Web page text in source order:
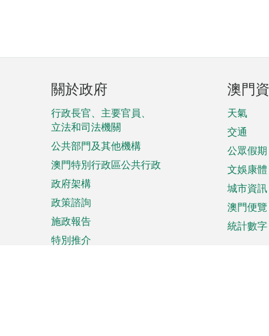
頁
腳
菜
單
關於政府
行政長官、主要官員、
立法和司法機關
公共部門及其他機構
澳門特別行政區公共行政
政府架構
政策諮詢
施政報告
特別推介
澳門
天氣
交通
公眾假期
文娛康體
城市資訊
澳門便覽
統計數字